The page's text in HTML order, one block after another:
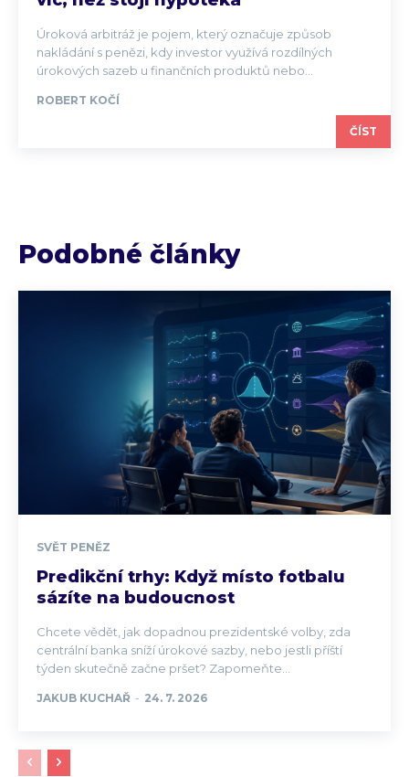
Úroková arbitráž je pojem, který označuje způsob
nakládání s penězi, kdy investor využívá rozdílných
úrokových sazeb u finančních produktů nebo...
ROBERT KOČÍ
ČÍST
Podobné články
SVĚT PENĚZ
Predikční trhy: Když místo fotbalu
sázíte na budoucnost
Chcete vědět, jak dopadnou prezidentské volby, zda
centrální banka sníží úrokové sazby, nebo jestli příští
týden skutečně začne pršet? Zapomeňte...
JAKUB KUCHAŘ - 24. 7. 2026